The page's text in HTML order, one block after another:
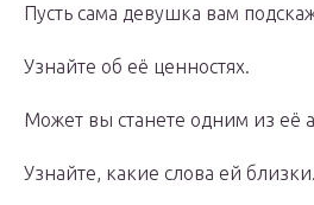
Пусть сама девушка вам
Узнайте об её ценностях.
Может вы станете одним из её
Узнайте, какие слова ей близки.